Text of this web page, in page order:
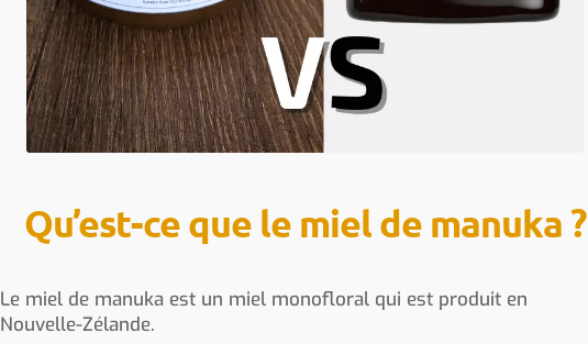
Qu’est-ce que le miel de manuka ?
Le miel de manuka est un miel monofloral qui est produit en
Nouvelle-Zélande.